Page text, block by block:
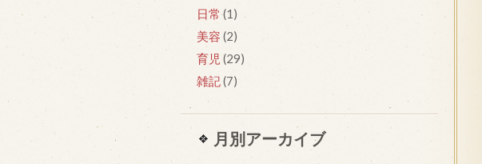
日常(1)
美容 (2)
育児 (29)
雑記(7)
月別アーカイブ